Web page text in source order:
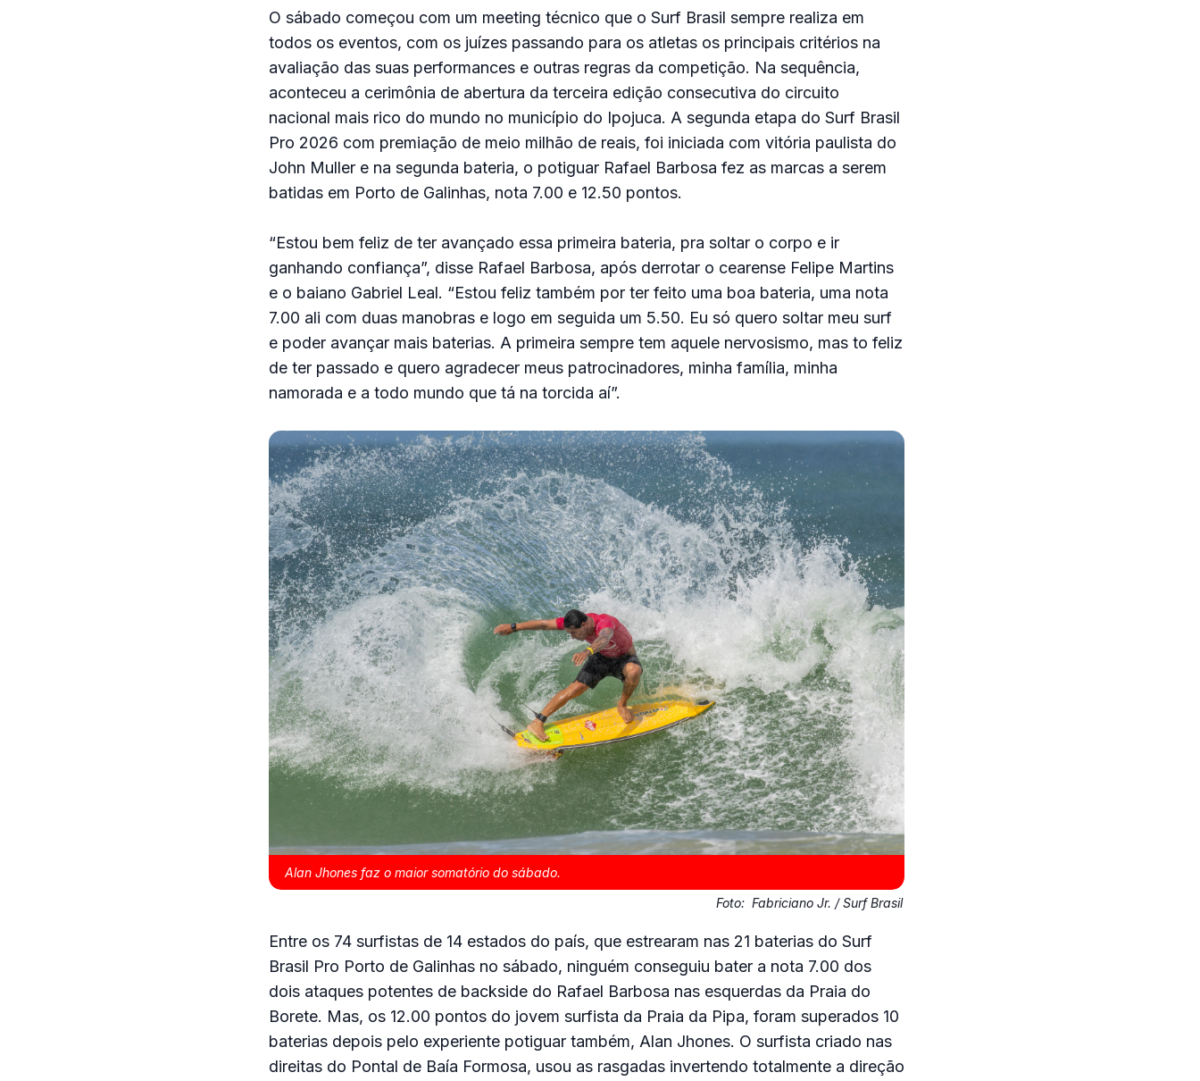
O sábado começou com um meeting técnico que o Surf Brasil sempre realiza em
todos os eventos, com os juízes passando para os atletas os principais critérios na
avaliação das suas performances e outras regras da competição. Na sequência,
aconteceu a cerimônia de abertura da terceira edição consecutiva do circuito
nacional mais rico do mundo no município do Ipojuca. A segunda etapa do Surf Brasil
Pro 2026 com premiação de meio milhão de reais, foi iniciada com vitória paulista do
John Muller e na segunda bateria, o potiguar Rafael Barbosa fez as marcas a serem
batidas em Porto de Galinhas, nota 7.00 e 12.50 pontos.
“Estou bem feliz de ter avançado essa primeira bateria, pra soltar o corpo e ir
ganhando confiança”, disse Rafael Barbosa, após derrotar o cearense Felipe Martins
e o baiano Gabriel Leal. “Estou feliz também por ter feito uma boa bateria, uma nota
7.00 ali com duas manobras e logo em seguida um 5.50. Eu só quero soltar meu surf
e poder avançar mais baterias. A primeira sempre tem aquele nervosismo, mas to feliz
de ter passado e quero agradecer meus patrocinadores, minha família, minha
namorada e a todo mundo que tá na torcida aí”.
Alan Jhones faz o maior somatório do sábado.
Foto: Fabriciano Jr. / Surf Brasil
Entre os 74 surfistas de 14 estados do país, que estrearam nas 21 baterias do Surf
Brasil Pro Porto de Galinhas no sábado, ninguém conseguiu bater a nota 7.00 dos
dois ataques potentes de backside do Rafael Barbosa nas esquerdas da Praia do
Borete. Mas, os 12.00 pontos do jovem surfista da Praia da Pipa, foram superados 10
baterias depois pelo experiente potiguar também, Alan Jhones. O surfista criado nas
direitas do Pontal de Baía Formosa, usou as rasgadas invertendo totalmente a direção